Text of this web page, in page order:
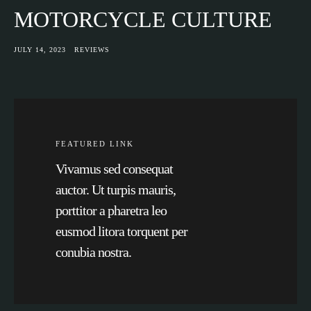
MOTORCYCLE CULTURE
JULY 14, 2023 REVIEWS
FEATURED LINK
Vivamus sed consequat
auctor. Ut turpis mauris,
porttitor a pharetra leo
eusmod litora torquent per
conubia nostra.